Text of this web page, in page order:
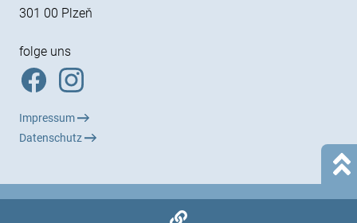
301 00 Plzeň
folge uns
Impressum
Datenschutz